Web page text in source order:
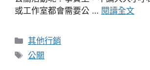
或工作室都會需要公 … 閱讀全文
分
類
其他行銷
標
公關